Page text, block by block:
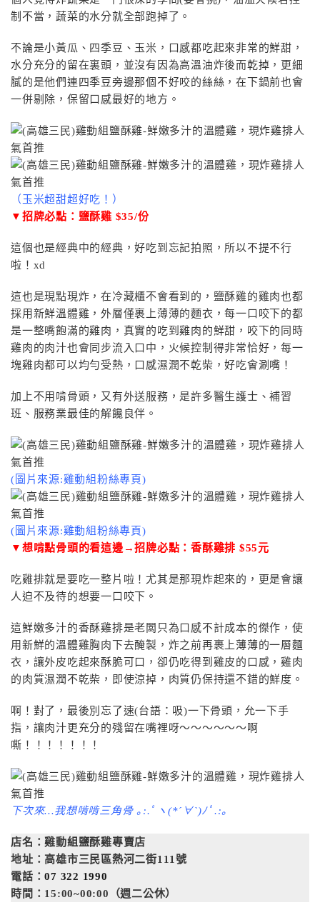
制不當，蔬菜的水分就全部跑掉了。
不論是小黃瓜、四季豆、玉米，口感都吃起來非常的鮮甜，
水分充分的留在裏頭，並沒有因為高溫油炸後而乾掉，更細
膩的是他們連四季豆旁邊那個不好咬的絲絲，在下鍋前也會
一併剔除，保留口感最好的地方。
（玉米超甜超好吃！）
▼招牌必點：鹽酥雞 $35/份
這個也是經典中的經典，好吃到忘記拍照，所以不提不行
啦！xd
這也是現點現炸，在冷藏櫃不會看到的，鹽酥雞的雞肉也都
採用新鮮溫體雞，外層僅裹上薄薄的麵衣，每一口咬下的都
是一整嘴飽滿的雞肉，真實的吃到雞肉的鮮甜，咬下的同時
雞肉的肉汁也會同步流入口中，火候控制得非常恰好，每一
塊雞肉都可以均勻受熱，口感濕潤不乾柴，好吃會涮嘴！
加上不用啃骨頭，又有外送服務，是許多醫生護士、補習
班、服務業最佳的解饞良伴。
(圖片來源:雞動組粉絲專頁)
(圖片來源:雞動組粉絲專頁)
▼想啃點骨頭的看這邊→招牌必點：香酥雞排 $55元
吃雞排就是要吃一整片啦！尤其是那現炸起來的，更是會讓
人迫不及待的想要一口咬下。
這鮮嫩多汁的香酥雞排是老闆只為口感不計成本的傑作，使
用新鮮的溫體雞胸肉下去醃製，炸之前再裹上薄薄的一層麵
衣，讓外皮吃起來酥脆可口，卻仍吃得到雞皮的口感，雞肉
的肉質濕潤不乾柴，即使涼掉，肉質仍保持還不錯的鮮度。
啊！對了，最後別忘了速(台語：吸)一下骨頭，允一下手
指，讓肉汁更充分的殘留在嘴裡呀～～～～～～啊
嘶！！！！！！！
下次來…我想啃啃三角骨 ｡:.ﾟヽ(*´∀`)ﾉﾟ.:｡
店名：雞動組鹽酥雞專賣店
地址：高雄市三民區熱河二街111號
電話：07 322 1990
時間：15:00~00:00（週二公休）